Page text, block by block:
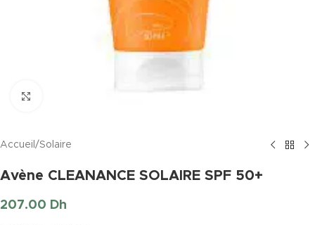
Accueil /Solaire
Avène CLEANANCE SOLAIRE SPF 50+
207.00 Dh